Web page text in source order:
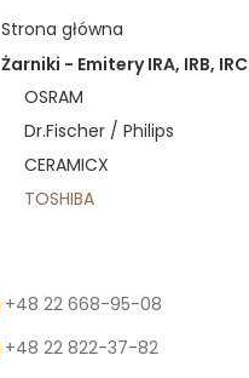
Strona główna
Żarniki - Emitery IRA, IRB, IRC
OSRAM
Dr.Fischer / Philips
CERAMICX
TOSHIBA
+48 22 668-95-08
+48 22 822-37-82